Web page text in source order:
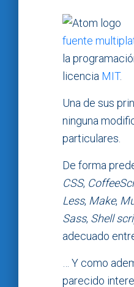
fuente
la
licencia MIT.
Una de sus
ninguna
particulares.
De forma
CSS,
Less, Make,
Sass, Shell
adecuado
… Y como
parecido